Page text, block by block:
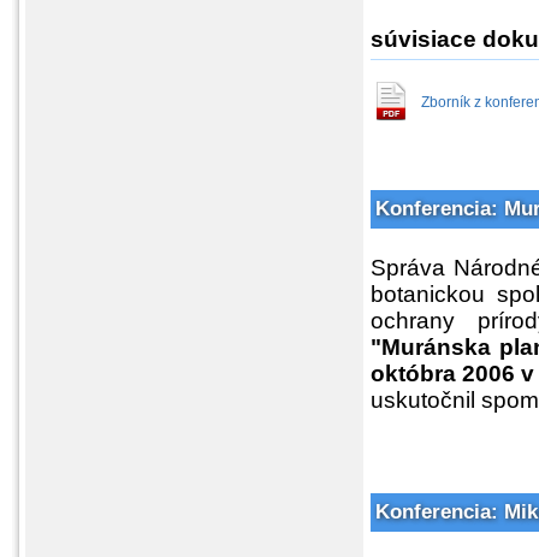
súvisiace
Zborník z
Konferencia:
Správa
botanickou
ochrany
"Muránska
októbra 2006
uskutočnil
Konferencia: